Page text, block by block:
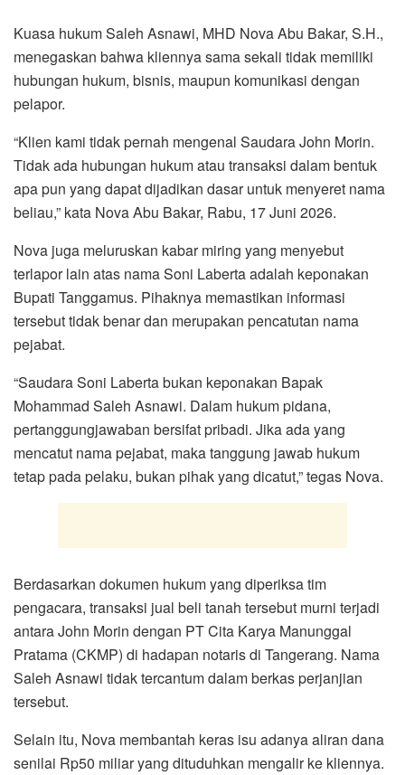
Kuasa hukum Saleh Asnawi, MHD Nova Abu Bakar, S.H.,
menegaskan bahwa kliennya sama sekali tidak memiliki
hubungan hukum, bisnis, maupun komunikasi dengan
pelapor.
“Klien kami tidak pernah mengenal Saudara John Morin.
Tidak ada hubungan hukum atau transaksi dalam bentuk
apa pun yang dapat dijadikan dasar untuk menyeret nama
beliau,” kata Nova Abu Bakar, Rabu, 17 Juni 2026.
Nova juga meluruskan kabar miring yang menyebut
terlapor lain atas nama Soni Laberta adalah keponakan
Bupati Tanggamus. Pihaknya memastikan informasi
tersebut tidak benar dan merupakan pencatutan nama
pejabat.
“Saudara Soni Laberta bukan keponakan Bapak
Mohammad Saleh Asnawi. Dalam hukum pidana,
pertanggungjawaban bersifat pribadi. Jika ada yang
mencatut nama pejabat, maka tanggung jawab hukum
tetap pada pelaku, bukan pihak yang dicatut,” tegas Nova.
Berdasarkan dokumen hukum yang diperiksa tim
pengacara, transaksi jual beli tanah tersebut murni terjadi
antara John Morin dengan PT Cita Karya Manunggal
Pratama (CKMP) di hadapan notaris di Tangerang. Nama
Saleh Asnawi tidak tercantum dalam berkas perjanjian
tersebut.
Selain itu, Nova membantah keras isu adanya aliran dana
senilai Rp50 miliar yang dituduhkan mengalir ke kliennya.